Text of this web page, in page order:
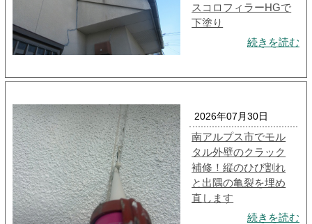
スコロフィラーHGで
下塗り
続きを読む
2026年07月30日
南アルプス市でモル
タル外壁のクラック
補修！縦のひび割れ
と出隅の亀裂を埋め
直します
続きを読む